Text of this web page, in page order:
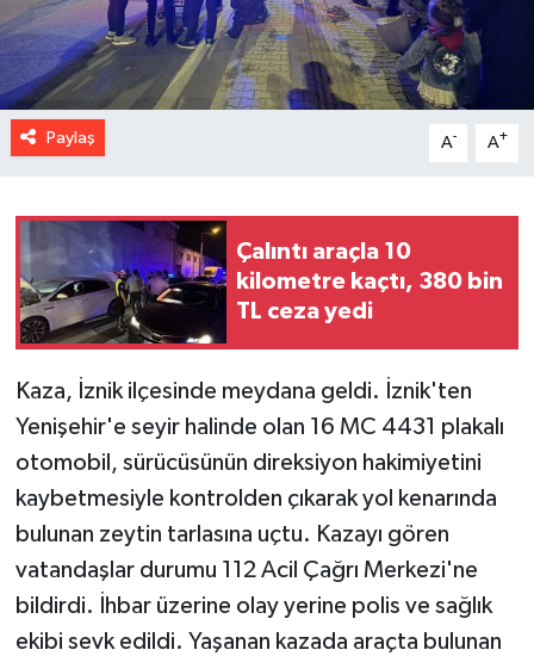
Paylaş A- A+
Çalıntı araçla 10
kilometre kaçtı, 380 bin
TL ceza yedi
Kaza, İznik ilçesinde meydana geldi. İznik'ten
Yenişehir'e seyir halinde olan 16 MC 4431 plakalı
otomobil, sürücüsünün direksiyon hakimiyetini
kaybetmesiyle kontrolden çıkarak yol kenarında
bulunan zeytin tarlasına uçtu. Kazayı gören
vatandaşlar durumu 112 Acil Çağrı Merkezi'ne
bildirdi. İhbar üzerine olay yerine polis ve sağlık
ekibi sevk edildi. Yaşanan kazada araçta bulunan